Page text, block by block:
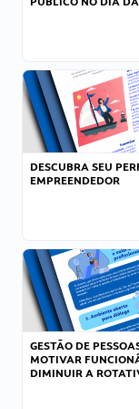
DESCUBRA SEU
EMPREENDEDOR
GESTÃO DE
MOTIVAR
DIMINUIR A